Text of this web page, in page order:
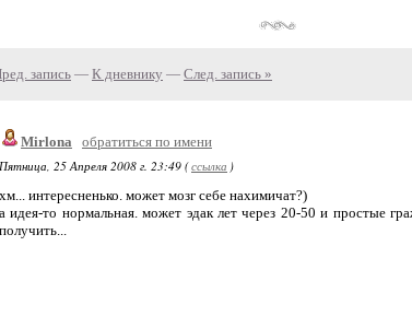
запись— К дневнику — След. запись »
Mirlona
обратиться по имени
Пятница, 25 Апреля 2008 г. 23:49 (ссылка )
хм... интересненько. может мозг себе нахимичат?)
а идея-то нормальная. может эдак лет через 20-50 и простые
получить...